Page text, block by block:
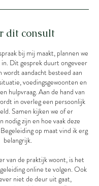
dit consult
bij mij maakt, plannen we
Dit gesprek duurt ongeveer
aandacht besteed aan
voedingsgewoonten en
hulpvraag. Aan de hand van
in overleg een persoonlijk
Samen kijken we of er
nodig zijn en hoe vaak deze
op maat vind ik erg
belangrijk.
van de praktijk woont, is het
online te volgen. Ook
niet de deur uit gaat,